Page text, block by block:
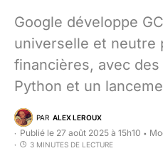
Google développe
universelle et neutre
financières, avec
Python et un
PAR ALEX LEROUX
Publié le 27 août 2025 à 15h10 •
3 MINUTES DE LECTURE